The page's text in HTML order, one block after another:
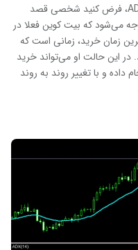
، فرض کنید شخصی قصد
می‌شود که بیت کوین فعلا در
زمان خرید، زمانی است که
در این حالت او می‌تواند خرید
داده و با تغییر روند به روند